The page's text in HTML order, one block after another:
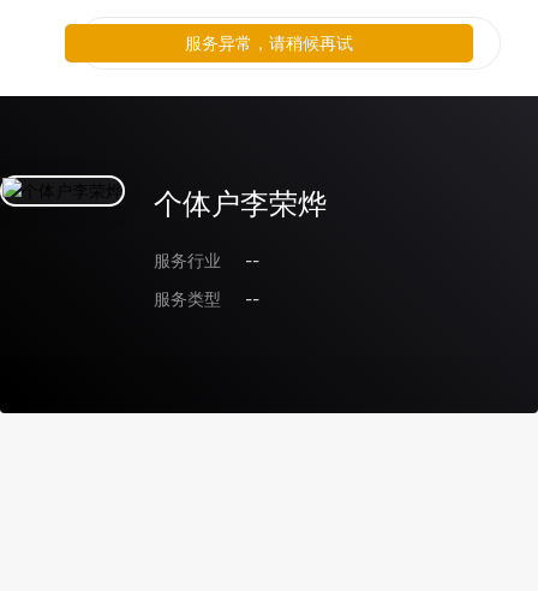
个体户李荣烨
服务行业
--
服务类型
--
服务异常，请稍候再试